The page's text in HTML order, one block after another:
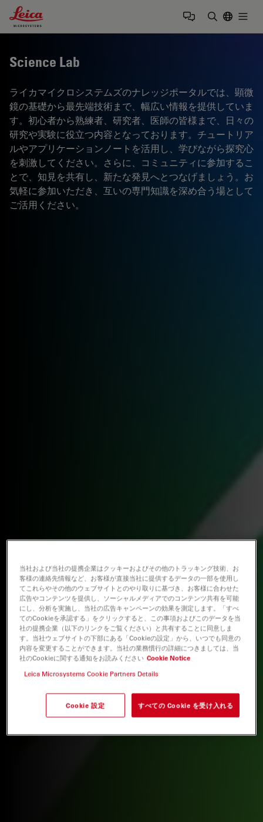
Leica Microsystems Logo
Science Lab
ライカマイクロシステムズのナレッジポータルでは、顕微
鏡の基礎から最先端技術まで、幅広い情報を提供していま
す。初心者から熟練者、研究者、医師の皆様まで、日々の
研究や実験に役立つ内容となっております。チュートリア
ルやアプリケーションノートを活用し、学びながら探究心
を刺激してください。さらに、コミュニティに参加するこ
とで、知見を共有し、新たな発見へとつなげましょう。お
気軽に参加いただき、互いの専門知識を深め合う場として
ご活用ください。
当社および当社の提携企業はクッキーおよびその他のトラッキング技術、お
客様の連絡先情報など、お客様が直接当社に提供するデータの一部を使用し
てこれらやその他のウェブサイトとのやり取りに基づき、お客様に合わせた
広告やコンテンツを提供し、ソーシャルメディアでのコンテンツ共有を可能
にし、分析を実施し、当社の広告キャンペーンの効果を測定します。「すべ
てのCookieを承認する」をクリックすると、この事項およびこのデータを当
社の提携企業（以下のリンクをご覧ください）と共有することに同意しま
す。当社ウェブサイトの下部にある「Cookieの設定」から、いつでも同意の
内容を変更することができます。当社の業務慣行の詳細につきましては、当
社のCookieに関する通知をお読みください Cookie Notice
Leica Microsystems Cookie Partners Details
Cookie 設定 すべての Cookie を受け入れる